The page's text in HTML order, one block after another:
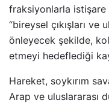
fraksiyonlarla istişare
“bireysel çıkışları ve
önleyecek şekilde,
etmeyi hedeflediği
Hareket, soykırım
Arap ve uluslararası